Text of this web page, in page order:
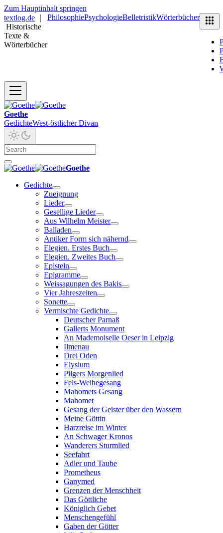
Zum Hauptinhalt springen
textlog.de
Historische
Texte &
Wörterbücher
PhilosophiePsychologieBelletristikWörterbücher
Goethe
GedichteWest-östlicher Divan
Goethe
Gedichte
Zueignung
Lieder
Gesellige Lieder
Aus Wilhelm Meister
Balladen
Antiker Form sich nähernd
Elegien. Erstes Buch
Elegien. Zweites Buch
Episteln
Epigramme
Weissagungen des Bakis
Vier Jahreszeiten
Sonette
Vermischte Gedichte
Deutscher Parnaß
Gallerts Monument
An Mademoiselle Oeser in Leipzig
Ilmenau
Drei Oden
Elysium
Pilgers Morgenlied
Fels-Weihegesang
Mahomets Gesang
Mahomet
Gesang der Geister über den Wassern
Meine Göttin
Harzreise im Winter
An Schwager Kronos
Wanderers Sturmlied
Seefahrt
Adler und Taube
Prometheus
Ganymed
Grenzen der Menschheit
Das Göttliche
Königlich Gebet
Menschengefühl
Gaben der Götter